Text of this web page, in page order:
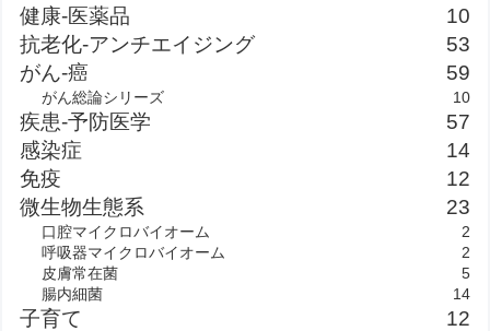
健康-医薬品
10
抗老化-アンチエイジング
53
がん-癌
59
がん総論シリーズ 10
疾患-予防医学
57
感染症
14
免疫
12
微生物生態系
23
口腔マイクロバイオーム
2
呼吸器マイクロバイオーム
2
皮膚常在菌
5
腸内細菌
14
子育て
12